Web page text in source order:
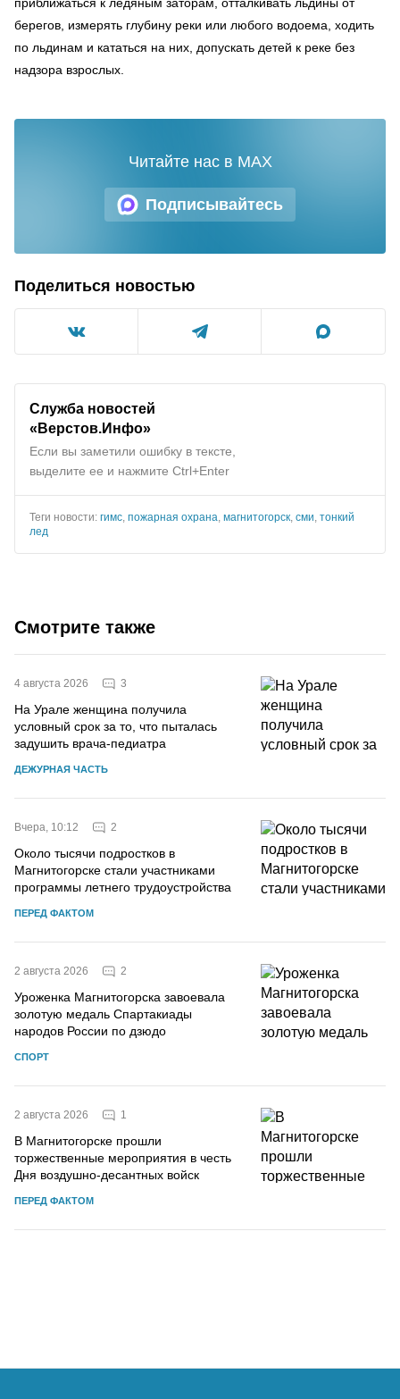
берегов, измерять глубину реки или любого водоема, ходить
по льдинам и кататься на них, допускать детей к реке без
надзора взрослых.
Подписывайтесь
Читайте нас в MAX
Поделиться новостью
Служба новостей
«Верстов.Инфо»
Если вы заметили ошибку в тексте,
выделите ее и нажмите Ctrl+Enter
Теги новости: гимс, пожарная охрана, магнитогорск, сми, тонкий
лед
Смотрите также
4 августа 2026 3
На Урале женщина получила
условный срок за то, что пыталась
задушить врача-педиатра
ДЕЖУРНАЯ ЧАСТЬ
Вчера, 10:12 2
Около тысячи подростков в
Магнитогорске стали участниками
программы летнего трудоустройства
ПЕРЕД ФАКТОМ
2 августа 2026 2
Уроженка Магнитогорска завоевала
золотую медаль Спартакиады
народов России по дзюдо
СПОРТ
2 августа 2026 1
В Магнитогорске прошли
торжественные мероприятия в честь
Дня воздушно-десантных войск
ПЕРЕД ФАКТОМ